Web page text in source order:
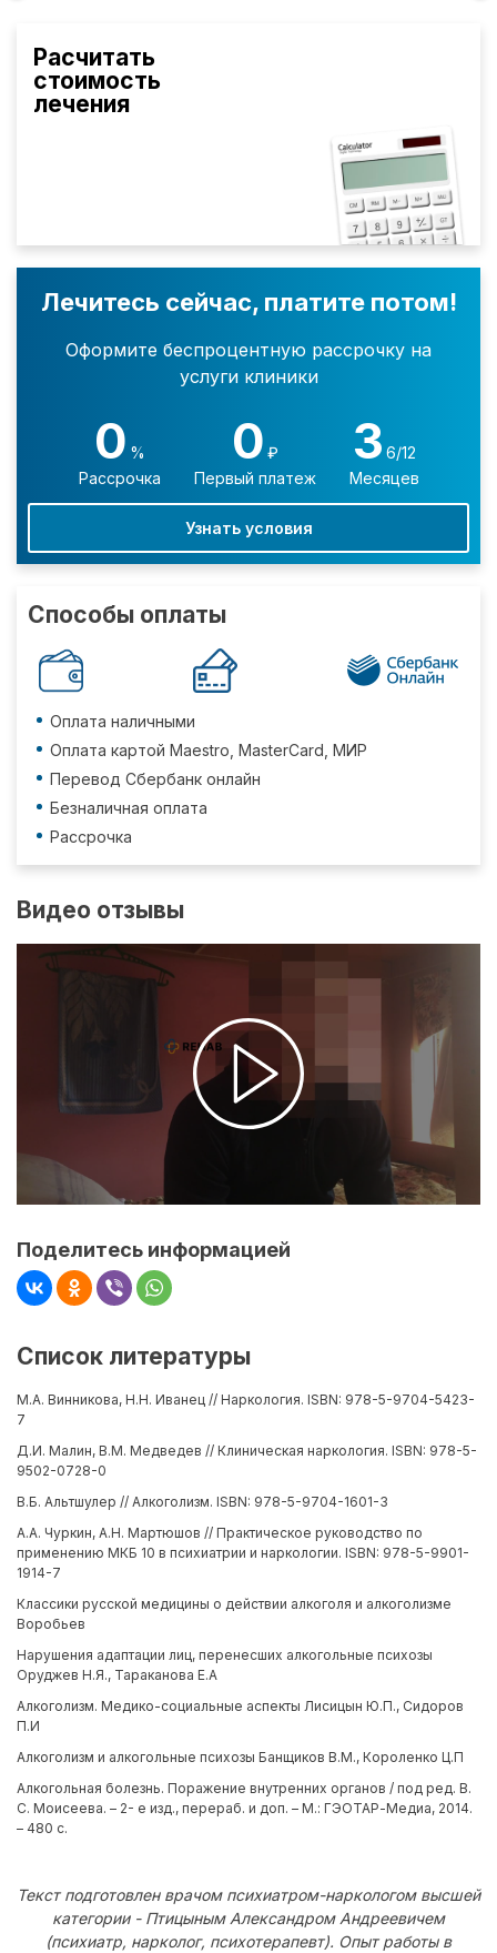
Расчитать
стоимость
лечения
Лечитесь сейчас, платите потом!
Оформите беспроцентную рассрочку на
услуги клиники
0 %
Рассрочка
0 ₽
Первый платеж
3 6/12
Месяцев
Узнать условия
Способы оплаты
Оплата наличными
Оплата картой Maestro, MasterCard, МИР
Перевод Сбербанк онлайн
Безналичная оплата
Рассрочка
Видео отзывы
Поделитесь информацией
Список литературы
М.А. Винникова, Н.Н. Иванец // Наркология. ISBN: 978-5-9704-5423-
7
Д.И. Малин, В.М. Медведев // Клиническая наркология. ISBN: 978-5-
9502-0728-0
В.Б. Альтшулер // Алкоголизм. ISBN: 978-5-9704-1601-3
А.А. Чуркин, А.Н. Мартюшов // Практическое руководство по
применению МКБ 10 в психиатрии и наркологии. ISBN: 978-5-9901-
1914-7
Классики русской медицины о действии алкоголя и алкоголизме
Воробьев
Нарушения адаптации лиц, перенесших алкогольные психозы
Оруджев Н.Я., Тараканова Е.А
Алкоголизм. Медико-социальные аспекты Лисицын Ю.П., Сидоров
П.И
Алкоголизм и алкогольные психозы Банщиков В.М., Короленко Ц.П
Алкогольная болезнь. Поражение внутренних органов / под ред. В.
С. Моисеева. – 2- е изд., перераб. и доп. – М.: ГЭОТАР-Медиа, 2014.
– 480 с.
Текст подготовлен врачом психиатром-наркологом высшей
категории - Птицыным Александром Андреевичем
(психиатр, нарколог, психотерапевт). Опыт работы в